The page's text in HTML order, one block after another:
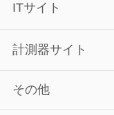
ITサイト
計測器サイト
その他